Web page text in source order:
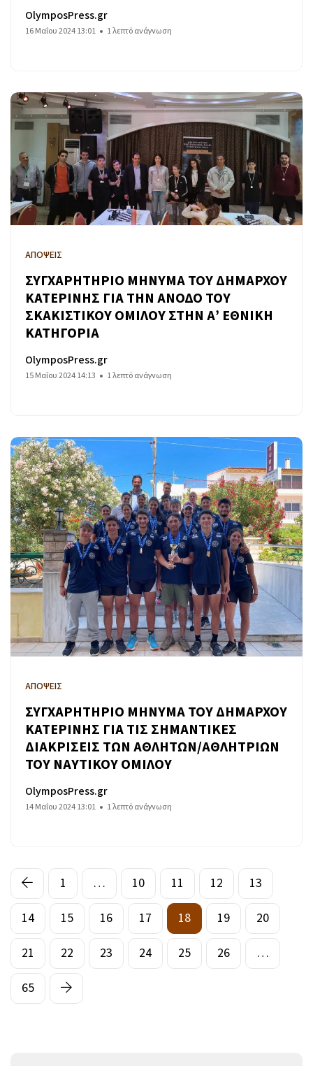
OlymposPress.gr
16 Μαΐου 2024 13:01 1 λεπτό ανάγνωση
ΑΠΟΨΕΙΣ
ΣΥΓΧΑΡΗΤΗΡΙΟ ΜΗΝΥΜΑ ΤΟΥ ΔΗΜΑΡΧΟΥ
ΚΑΤΕΡΙΝΗΣ ΓΙΑ ΤΗΝ ΑΝΟΔΟ ΤΟΥ
ΣΚΑΚΙΣΤΙΚΟΥ ΟΜΙΛΟΥ ΣΤΗΝ Α’ ΕΘΝΙΚΗ
ΚΑΤΗΓΟΡΙΑ
OlymposPress.gr
15 Μαΐου 2024 14:13 1 λεπτό ανάγνωση
ΑΠΟΨΕΙΣ
ΣΥΓΧΑΡΗΤΗΡΙΟ ΜΗΝΥΜΑ ΤΟΥ ΔΗΜΑΡΧΟΥ
ΚΑΤΕΡΙΝΗΣ ΓΙΑ ΤΙΣ ΣΗΜΑΝΤΙΚΕΣ
ΔΙΑΚΡΙΣΕΙΣ ΤΩΝ ΑΘΛΗΤΩΝ/ΑΘΛΗΤΡΙΩΝ
ΤΟΥ ΝΑΥΤΙΚΟΥ ΟΜΙΛΟΥ
OlymposPress.gr
14 Μαΐου 2024 13:01 1 λεπτό ανάγνωση
1 … 10 11 12
13
14
15 16 17 18 19
20
21
22 23 24 25 26
…
65